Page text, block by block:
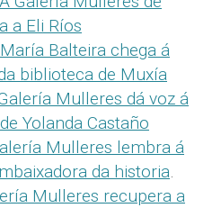
a Eli Ríos
María Balteira chega á
biblioteca de Muxía
Mulleres dá voz á
Yolanda Castaño
Mulleres lembra á
da historia.
Mulleres recupera a